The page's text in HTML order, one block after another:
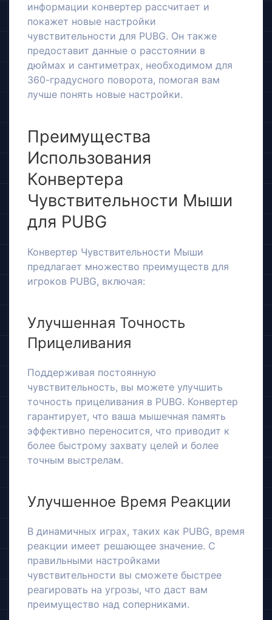
информации конвертер рассчитает и
покажет новые настройки
чувствительности для PUBG. Он также
предоставит данные о расстоянии в
дюймах и сантиметрах, необходимом для
360-градусного поворота, помогая вам
лучше понять новые настройки.
Преимущества
Использования
Конвертера
Чувствительности Мыши
для PUBG
Конвертер Чувствительности Мыши
предлагает множество преимуществ для
игроков PUBG, включая:
Улучшенная Точность
Прицеливания
Поддерживая постоянную
чувствительность, вы можете улучшить
точность прицеливания в PUBG. Конвертер
гарантирует, что ваша мышечная память
эффективно переносится, что приводит к
более быстрому захвату целей и более
точным выстрелам.
Улучшенное Время Реакции
В динамичных играх, таких как PUBG, время
реакции имеет решающее значение. С
правильными настройками
чувствительности вы сможете быстрее
реагировать на угрозы, что даст вам
преимущество над соперниками.